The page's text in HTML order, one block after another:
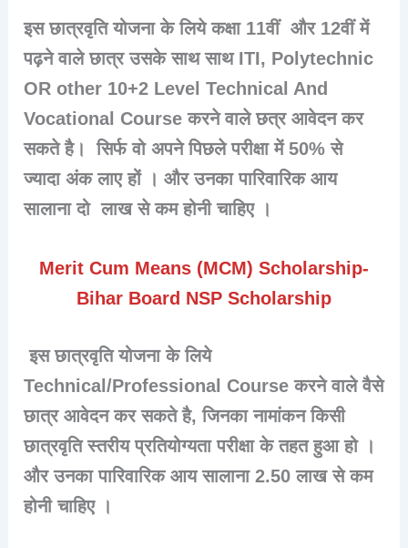
इस छात्रवृति योजना के लिये कक्षा 11वीं और 12वीं में
पढ़ने वाले छात्र उसके साथ साथ ITI, Polytechnic
OR other 10+2 Level Technical And
Vocational Course करने वाले छत्र आवेदन कर
सकते है। सिर्फ वो अपने पिछले परीक्षा में 50% से
ज्यादा अंक लाए हों । और उनका पारिवारिक आय
सालाना दो लाख से कम होनी चाहिए ।
Merit Cum Means (MCM) Scholarship-
Bihar Board NSP Scholarship
इस छात्रवृति योजना के लिये
Technical/Professional Course करने वाले वैसे
छात्र आवेदन कर सकते है, जिनका नामांकन किसी
छात्रवृति स्तरीय प्रतियोग्यता परीक्षा के तहत हुआ हो ।
और उनका पारिवारिक आय सालाना 2.50 लाख से कम
होनी चाहिए ।